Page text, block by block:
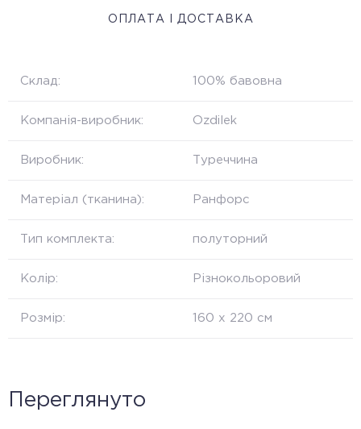
ОПЛАТА І ДОСТАВКА
Склад: 100% бавовна
Компанія-виробник: Ozdilek
Виробник: Туреччина
Матеріал (тканина): Ранфорс
Тип комплекта: полуторний
Колір: Різнокольоровий
Розмір: 160 х 220 см
Переглянуто